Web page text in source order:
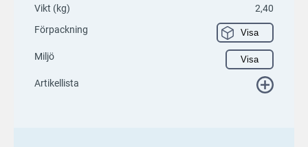
Vikt (kg)
2,40
Förpackning
Visa
Miljö Visa
Artikellista